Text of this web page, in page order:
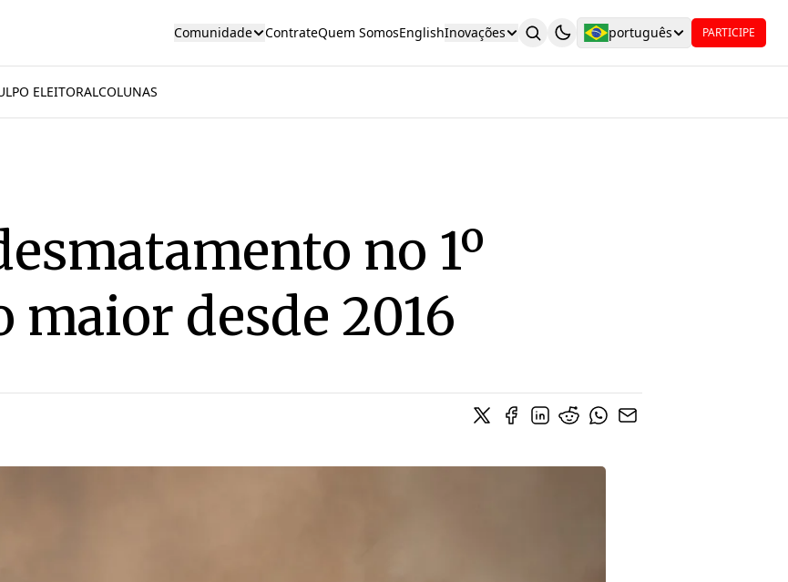
Comunidade ContrateQuem SomosEnglishInovações português PARTICIPE
ELEITORALCOLUNAS
no 1º
maior desde 2016